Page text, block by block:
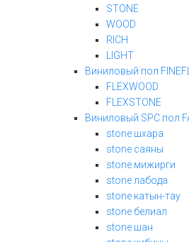
STONE
WOOD
RICH
LIGHT
Виниловый пол
FLEXWOOD
FLEXSTONE
Виниловый SPC пол
stone шхара
stone саяны
stone мижирги
stone лабода
stone катын-тау
stone белиал
stone шан